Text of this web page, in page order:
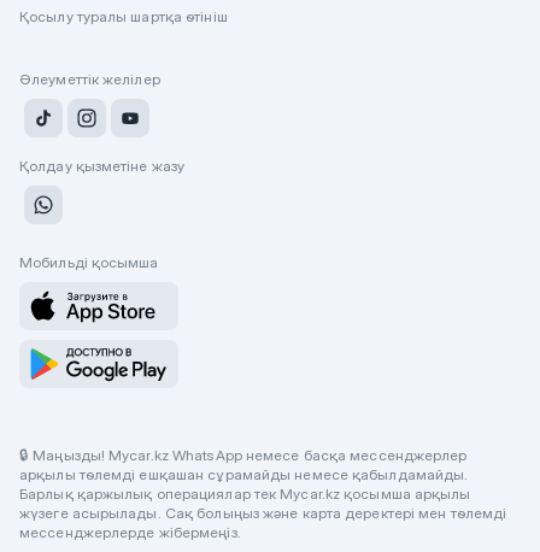
Қосылу туралы шартқа өтініш
Әлеуметтік желілер
Қолдау қызметіне жазу
Мобильді қосымша
🔒 Маңызды! Mycar.kz WhatsApp немесе басқа мессенджерлер
арқылы төлемді ешқашан сұрамайды немесе қабылдамайды.
Барлық қаржылық операциялар тек Mycar.kz қосымша арқылы
жүзеге асырылады. Сақ болыңыз және карта деректері мен төлемді
мессенджерлерде жібермеңіз.